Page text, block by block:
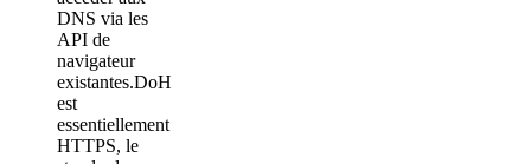
DNS via les
API de
navigateur
existantes.DoH
est
essentiellement
HTTPS, le